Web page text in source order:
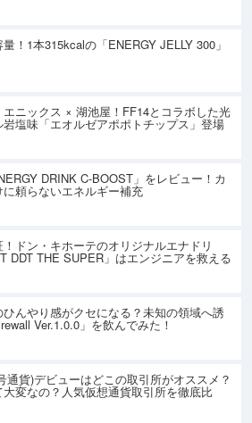
！1本315kcalの「ENERGY JELLY 300」
エニックス × 湖池屋！FF14とコラボした光
塩味「エオルゼアポポトチップス」登場
DRINK C-BOOST」をレビュー！カ
頼らないエネルギー補充
ドン・キホーテのオリジナルエナドリ
DDT THE SUPER」はエンジニアを救える
んやり感がクセになる？未知の領域へ誘
Ver.1.0.0」を飲んでみた！
通貨)デビューはどこの取引所がオススメ？
大変なの？人気仮想通貨取引所を徹底比